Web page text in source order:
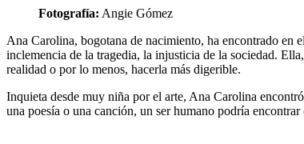
Fotografía: Angie Gómez
Ana Carolina, bogotana de nacimiento, ha encontrado en
inclemencia de la tragedia, la injusticia de la sociedad.
realidad o por lo menos, hacerla más digerible.
Inquieta desde muy niña por el arte, Ana Carolina
una poesía o una canción, un ser humano podría